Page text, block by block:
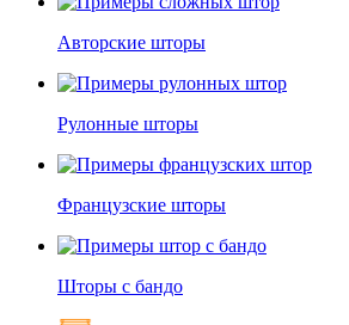
Авторские шторы
Рулонные шторы
Французские шторы
Шторы с бандо